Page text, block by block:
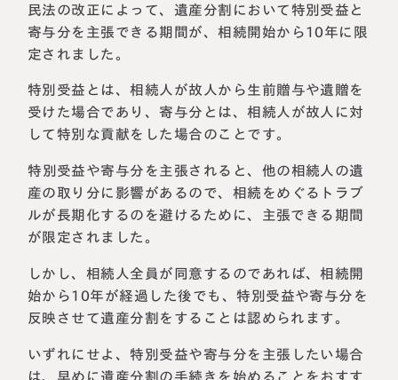
民法の改正によって、遺産分割において特別受益と
寄与分を主張できる期間が、相続開始から10年に限
定されました。
特別受益とは、相続人が故人から生前贈与や遺贈を
受けた場合であり、寄与分とは、相続人が故人に対
して特別な貢献をした場合のことです。
特別受益や寄与分を主張されると、他の相続人の遺
産の取り分に影響があるので、相続をめぐるトラブ
ルが長期化するのを避けるために、主張できる期間
が限定されました。
しかし、相続人全員が同意するのであれば、相続開
始から10年が経過した後でも、特別受益や寄与分を
反映させて遺産分割をすることは認められます。
いずれにせよ、特別受益や寄与分を主張したい場合
は、早めに遺産分割の手続きを始めることをおすす